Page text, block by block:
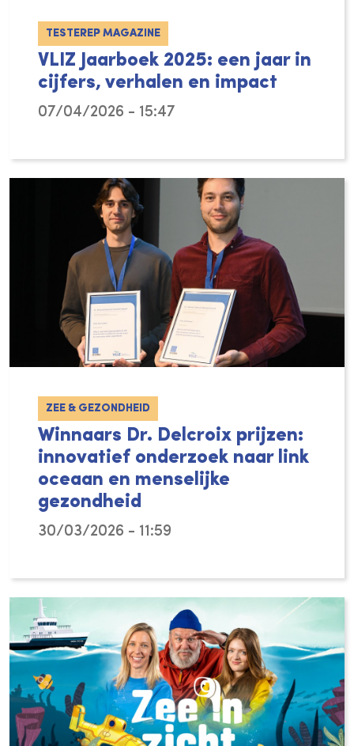
TESTEREP MAGAZINE
VLIZ Jaarboek 2025: een jaar in
cijfers, verhalen en impact
07/04/2026 - 15:47
ZEE & GEZONDHEID
Winnaars Dr. Delcroix prijzen:
innovatief onderzoek naar link
oceaan en menselijke
gezondheid
30/03/2026 - 11:59